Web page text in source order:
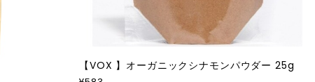
【VOX 】オーガニックシナモンパウダー 25g